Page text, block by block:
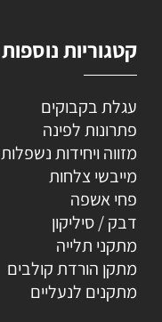
קטגוריות נוספות
עגלת בקבוקים
פתרונות לפינה
מזווה ויחידות נשפלות
מייבשי צלחות
פחי אשפה
דבק / סיליקון
מתקני תלייה
מתקן הורדת קולבים
מתקנים לנעליים